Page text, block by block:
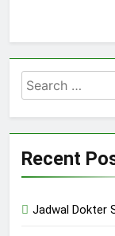
Search
for:
Recent
Jadwal Dokter